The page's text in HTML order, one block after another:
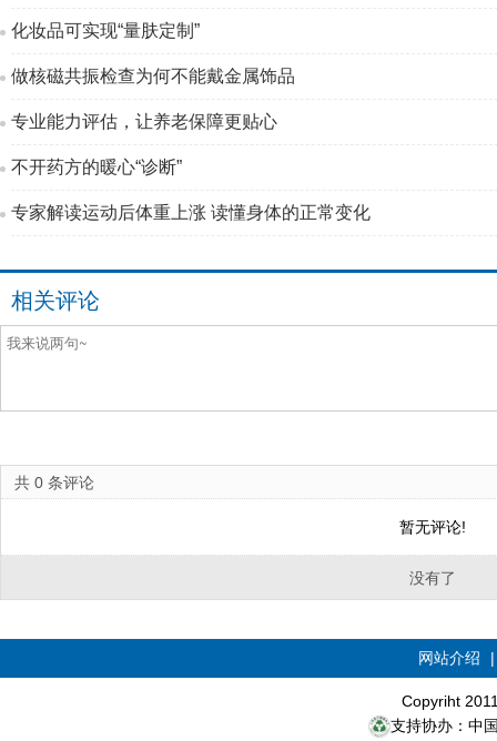
化妆品可实现“量肤定制”
做核磁共振检查为何不能戴金属饰品
专业能力评估，让养老保障更贴心
不开药方的暖心“诊断”
专家解读运动后体重上涨 读懂身体的正常变化
相关评论
共 0 条评论
暂无评论!
没有了
网站介绍
Copyriht
支持协办：中